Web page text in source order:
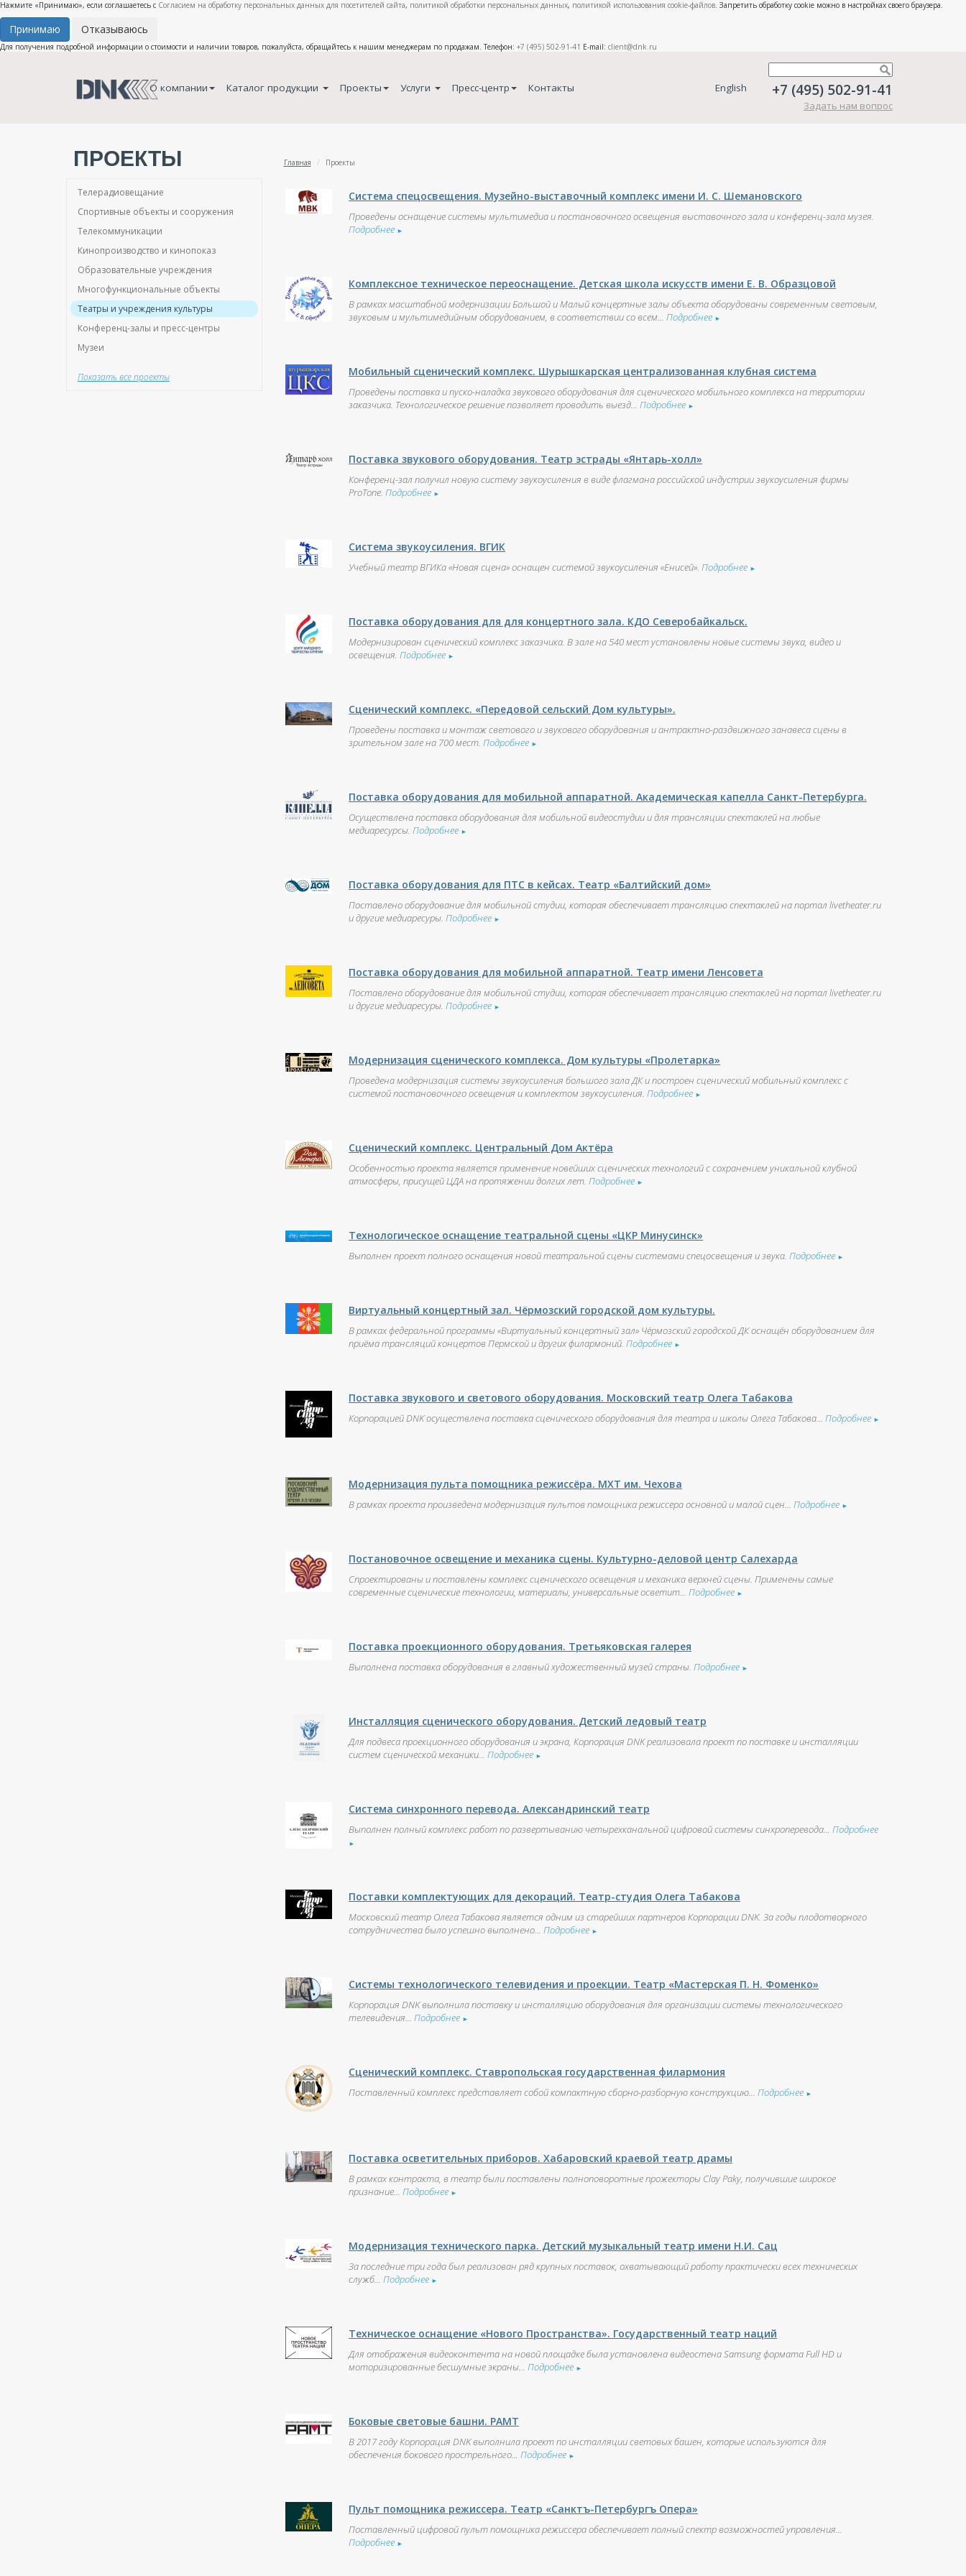
Нажмите «Принимаю», если соглашаетесь с Согласием на обработку персональных данных для посетителей сайта, политикой обработки персональных данных, политикой использования cookie-файлов. Запретить обработку cookie можно в настройках своего браузера.
Принимаю Отказываюсь
Для получения подробной информации о стоимости и наличии товаров, пожалуйста, обращайтесь к нашим менеджерам по продажам. Телефон: +7 (495) 502-91-41 E-mail: client@dnk.ru
О компании Каталог продукции Проекты Услуги Пресс-центр Контакты English +7 (495) 502-91-41
Задать нам вопрос
ПРОЕКТЫ Главная Проекты
Телерадиовещание
Спортивные объекты и сооружения
Телекоммуникации
Кинопроизводство и кинопоказ
Образовательные учреждения
Многофункциональные объекты
Театры и учреждения культуры
Конференц-залы и пресс-центры
Музеи
Показать все проекты
Система спецосвещения. Музейно-выставочный комплекс имени И. С. Шемановского
Проведены оснащение системы мультимедиа и постановочного освещения выставочного зала и конференц-зала музея.
Подробнее ►
Комплексное техническое переоснащение. Детская школа искусств имени Е. В. Образцовой
В рамках масштабной модернизации Большой и Малый концертные залы объекта оборудованы современным световым,
звуковым и мультимедийным оборудованием, в соответствии со всем...Подробнее ►
Мобильный сценический комплекс. Шурышкарская централизованная клубная система
Проведены поставка и пуско-наладка звукового оборудования для сценического мобильного комплекса на территории
заказчика. Технологическое решение позволяет проводить выезд...Подробнее ►
Поставка звукового оборудования. Театр эстрады «Янтарь-холл»
Конференц-зал получил новую систему звукоусиления в виде флагмана российской индустрии звукоусиления фирмы
ProTone.Подробнее ►
Система звукоусиления. ВГИК
Учебный театр ВГИКа «Новая сцена» оснащен системой звукоусиления «Енисей».Подробнее ►
Поставка оборудования для для концертного зала. КДО Северобайкальск.
Модернизирован сценический комплекс заказчика. В зале на 540 мест установлены новые системы звука, видео и
освещения.Подробнее ►
Сценический комплекс. «Передовой сельский Дом культуры».
Проведены поставка и монтаж светового и звукового оборудования и антрактно-раздвижного занавеса сцены в
зрительном зале на 700 мест.Подробнее ►
Поставка оборудования для мобильной аппаратной. Академическая капелла Санкт-Петербурга.
Осуществлена поставка оборудования для мобильной видеостудии и для трансляции спектаклей на любые
медиаресурсы.Подробнее ►
Поставка оборудования для ПТС в кейсах. Театр «Балтийский дом»
Поставлено оборудование для мобильной студии, которая обеспечивает трансляцию спектаклей на портал livetheater.ru
и другие медиаресуры.Подробнее ►
Поставка оборудования для мобильной аппаратной. Театр имени Ленсовета
Поставлено оборудование для мобильной студии, которая обеспечивает трансляцию спектаклей на портал livetheater.ru
и другие медиаресуры.Подробнее ►
Модернизация сценического комплекса. Дом культуры «Пролетарка»
Проведена модернизация системы звукоусиления большого зала ДК и построен сценический мобильный комплекс с
системой постановочного освещения и комплектом звукоусиления.Подробнее ►
Сценический комплекс. Центральный Дом Актёра
Особенностью проекта является применение новейших сценических технологий с сохранением уникальной клубной
атмосферы, присущей ЦДА на протяжении долгих лет.Подробнее ►
Технологическое оснащение театральной сцены «ЦКР Минусинск»
Выполнен проект полного оснащения новой театральной сцены системами спецосвещения и звука.Подробнее ►
Виртуальный концертный зал. Чёрмозский городской дом культуры.
В рамках федеральной программы «Виртуальный концертный зал» Чёрмозский городской ДК оснащён оборудованием для
приёма трансляций концертов Пермской и других филармоний.Подробнее ►
Поставка звукового и светового оборудования. Московский театр Олега Табакова
Корпорацией DNK осуществлена поставка сценического оборудования для театра и школы Олега Табакова...Подробнее ►
Модернизация пульта помощника режиссёра. МХТ им. Чехова
В рамках проекта произведена модернизация пультов помощника режиссера основной и малой сцен...Подробнее ►
Постановочное освещение и механика сцены. Культурно-деловой центр Салехарда
Спроектированы и поставлены комплекс сценического освещения и механика верхней сцены. Применены самые
современные сценические технологии, материалы, универсальные осветит...Подробнее ►
Поставка проекционного оборудования. Третьяковская галерея
Выполнена поставка оборудования в главный художественный музей страны.Подробнее ►
Инсталляция сценического оборудования. Детский ледовый театр
Для подвеса проекционного оборудования и экрана, Корпорация DNK реализовала проект по поставке и инсталляции
систем сценической механики...Подробнее ►
Система синхронного перевода. Александринский театр
Выполнен полный комплекс работ по развертыванию четырехканальной цифровой системы синхроперевода...Подробнее
►
Поставки комплектующих для декораций. Театр-студия Олега Табакова
Московский театр Олега Табакова является одним из старейших партнеров Корпорации DNK. За годы плодотворного
сотрудничества было успешно выполнено...Подробнее ►
Системы технологического телевидения и проекции. Театр «Мастерская П. Н. Фоменко»
Корпорация DNK выполнила поставку и инсталляцию оборудования для организации системы технологического
телевидения...Подробнее ►
Сценический комплекс. Ставропольская государственная филармония
Поставленный комплекс представляет собой компактную сборно-разборную конструкцию...Подробнее ►
Поставка осветительных приборов. Хабаровский краевой театр драмы
В рамках контракта, в театр были поставлены полноповоротные прожекторы Clay Paky, получившие широкое
признание...Подробнее ►
Модернизация технического парка. Детский музыкальный театр имени Н.И. Сац
За последние три года был реализован ряд крупных поставок, охватывающий работу практически всех технических
служб...Подробнее ►
Техническое оснащение «Нового Пространства». Государственный театр наций
Для отображения видеоконтента на новой площадке была установлена видеостена Samsung формата Full HD и
моторизированные бесшумные экраны...Подробнее ►
Боковые световые башни. РАМТ
В 2017 году Корпорация DNK выполнила проект по инсталляции световых башен, которые используются для
обеспечения бокового прострельного...Подробнее ►
Пульт помощника режиссера. Театр «Санктъ-Петербургъ Опера»
Поставленный цифровой пульт помощника режиссера обеспечивает полный спектр возможностей управления...
Подробнее ►